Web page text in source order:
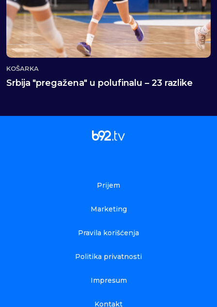
KOŠARKA
Srbija "pregažena" u polufinalu – 23 razlike
Prijem
Marketing
Pravila korišćenja
Politika privatnosti
Impresum
Kontakt